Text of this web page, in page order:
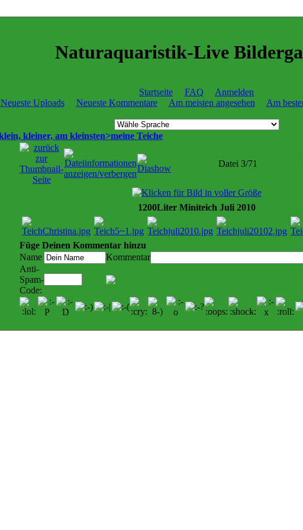
Naturaquaristik-Live
Startseite FAQ
Anmelden
Neueste Uploads Neueste Kommentare Am meisten angesehen Am
kleiner, am kleinsten>meine Teiche
Datei 3/71
1200Liter Miniteich Juli 2010
Füge Deinen Kommentar hinzu
Name
Kommentar
Anti-
Spam-
Code: